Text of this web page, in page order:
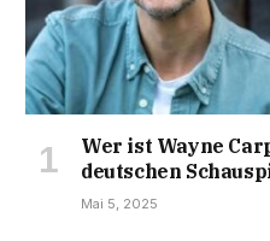
Wer ist Wayne
deutschen
Mai 5, 2025